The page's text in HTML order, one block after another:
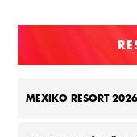
MEXIKO RESORT 2026